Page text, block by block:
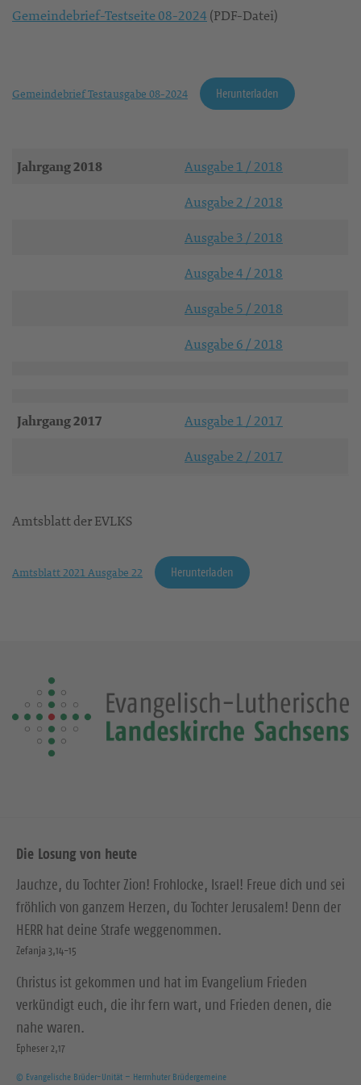
Gemeindebrief-Testseite 08-2024 (PDF-Datei)
Gemeindebrief Testausgabe 08-2024 Herunterladen
Jahrgang 2018
Ausgabe 1 / 2018
Ausgabe 2 / 2018
Ausgabe 3 / 2018
Ausgabe 4 / 2018
Ausgabe 5 / 2018
Ausgabe 6 / 2018
Jahrgang 2017
Ausgabe 1 / 2017
Ausgabe 2 / 2017
Amtsblatt der EVLKS
Amtsblatt 2021 Ausgabe 22 Herunterladen
Die Losung von heute
Jauchze, du Tochter Zion! Frohlocke, Israel! Freue dich und sei
fröhlich von ganzem Herzen, du Tochter Jerusalem! Denn der
HERR hat deine Strafe weggenommen.
Zefanja 3,14-15
Christus ist gekommen und hat im Evangelium Frieden
verkündigt euch, die ihr fern wart, und Frieden denen, die
nahe waren.
Epheser 2,17
© Evangelische Brüder-Unität – Herrnhuter Brüdergemeine